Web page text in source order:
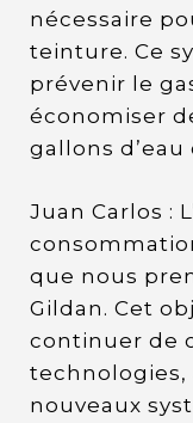
nécessaire
teinture. Ce
prévenir le
économiser
gallons
Juan Carlos :
que nous
Gildan. Cet
continuer de
technologies,
nouveaux